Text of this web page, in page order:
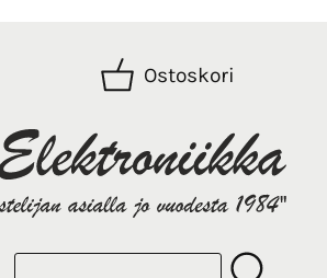
Ostoskori